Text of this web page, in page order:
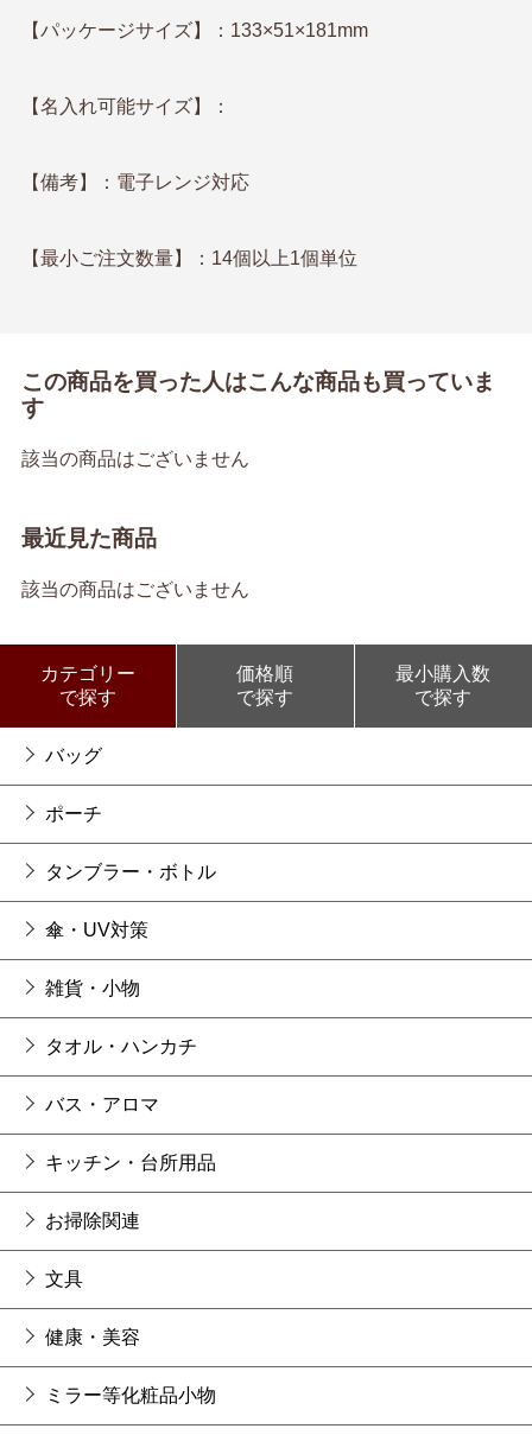
【パッケージサイズ】：133×51×181mm
【名入れ可能サイズ】：
【備考】：電子レンジ対応
【最小ご注文数量】：14個以上1個単位
この商品を買った人はこんな商品も買っていま
す
該当の商品はございません
最近見た商品
該当の商品はございません
カテゴリー
で探す
価格順
で探す
最小購入数
で探す
バッグ
ポーチ
タンブラー・ボトル
傘・UV対策
雑貨・小物
タオル・ハンカチ
バス・アロマ
キッチン・台所用品
お掃除関連
文具
健康・美容
ミラー等化粧品小物